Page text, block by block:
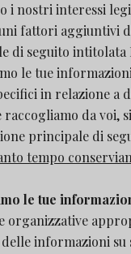
i nostri interessi
fattori aggiuntivi
di seguito intitolata
le tue
in relazione a
da voi,
principale di
tempo
le tue
organizzative
informazioni su